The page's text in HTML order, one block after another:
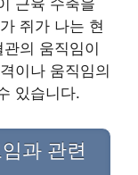
근육 수축을
쥐가 나는 현
의 움직임이
이나 움직임의
있습니다.
과 관련